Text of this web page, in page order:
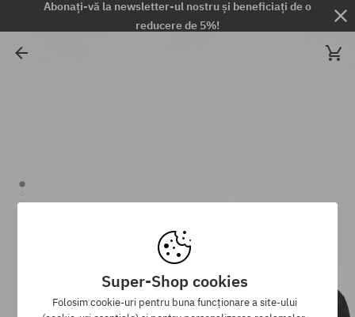
Abonați-vă la newsletter-ul nostru și beneficiați de o
reducere de 5%!
Super-Shop cookies
Folosim cookie-uri pentru buna funcționare a site-ului